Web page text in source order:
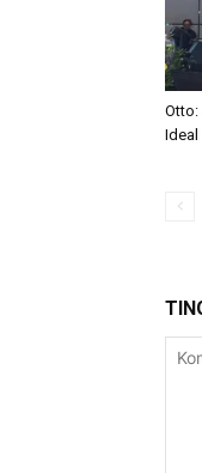
Otto:
Ideal